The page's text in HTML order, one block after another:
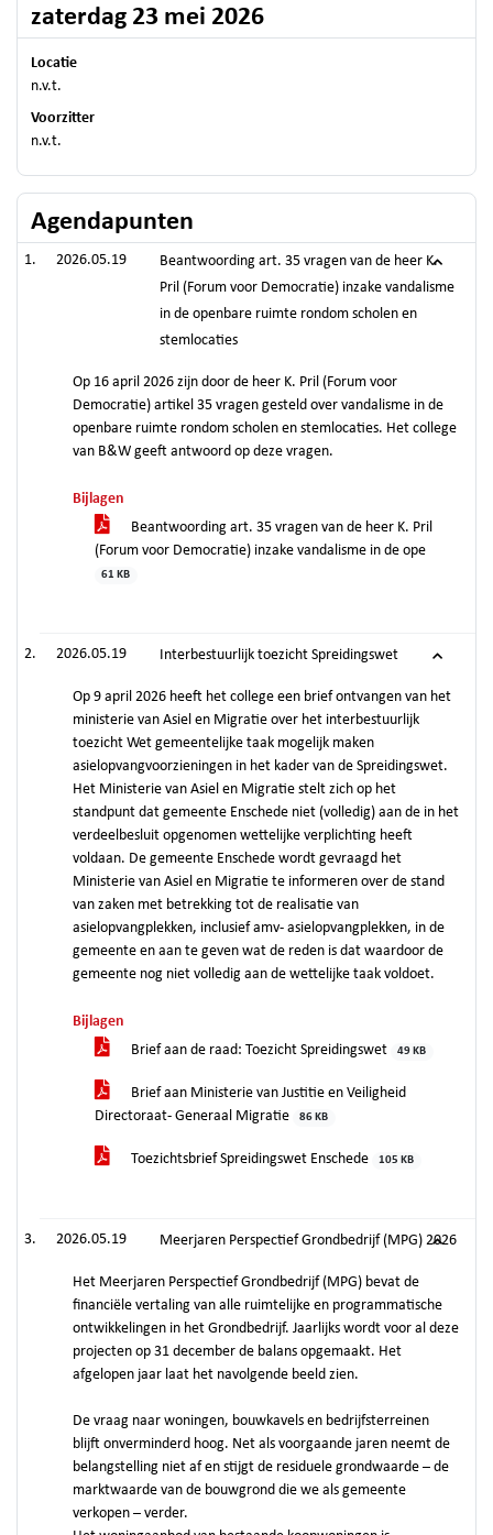
zaterdag 23 mei 2026
Locatie
n.v.t.
Voorzitter
n.v.t.
Agendapunten
2026.05.19
Beantwoording art. 35 vragen van de heer K.
Pril (Forum voor Democratie) inzake vandalisme
in de openbare ruimte rondom scholen en
stemlocaties
Op 16 april 2026 zijn door de heer K. Pril (Forum voor
Democratie) artikel 35 vragen gesteld over vandalisme in de
openbare ruimte rondom scholen en stemlocaties. Het college
van B&W geeft antwoord op deze vragen.
Bijlagen
Beantwoording art. 35 vragen van de heer K. Pril
(Forum voor Democratie) inzake vandalisme in de ope
61 KB
2026.05.19 Interbestuurlijk toezicht Spreidingswet
Op 9 april 2026 heeft het college een brief ontvangen van het
ministerie van Asiel en Migratie over het interbestuurlijk
toezicht Wet gemeentelijke taak mogelijk maken
asielopvangvoorzieningen in het kader van de Spreidingswet.
Het Ministerie van Asiel en Migratie stelt zich op het
standpunt dat gemeente Enschede niet (volledig) aan de in het
verdeelbesluit opgenomen wettelijke verplichting heeft
voldaan. De gemeente Enschede wordt gevraagd het
Ministerie van Asiel en Migratie te informeren over de stand
van zaken met betrekking tot de realisatie van
asielopvangplekken, inclusief amv- asielopvangplekken, in de
gemeente en aan te geven wat de reden is dat waardoor de
gemeente nog niet volledig aan de wettelijke taak voldoet.
Bijlagen
Brief aan de raad: Toezicht Spreidingswet
49 KB
Brief aan Ministerie van Justitie en Veiligheid
Directoraat- Generaal Migratie
86 KB
Toezichtsbrief Spreidingswet Enschede 105 KB
2026.05.19 Meerjaren Perspectief Grondbedrijf (MPG) 2026
Het Meerjaren Perspectief Grondbedrijf (MPG) bevat de
financiële vertaling van alle ruimtelijke en programmatische
ontwikkelingen in het Grondbedrijf. Jaarlijks wordt voor al deze
projecten op 31 december de balans opgemaakt. Het
afgelopen jaar laat het navolgende beeld zien.
De vraag naar woningen, bouwkavels en bedrijfsterreinen
blijft onverminderd hoog. Net als voorgaande jaren neemt de
belangstelling niet af en stijgt de residuele grondwaarde – de
marktwaarde van de bouwgrond die we als gemeente
verkopen – verder.